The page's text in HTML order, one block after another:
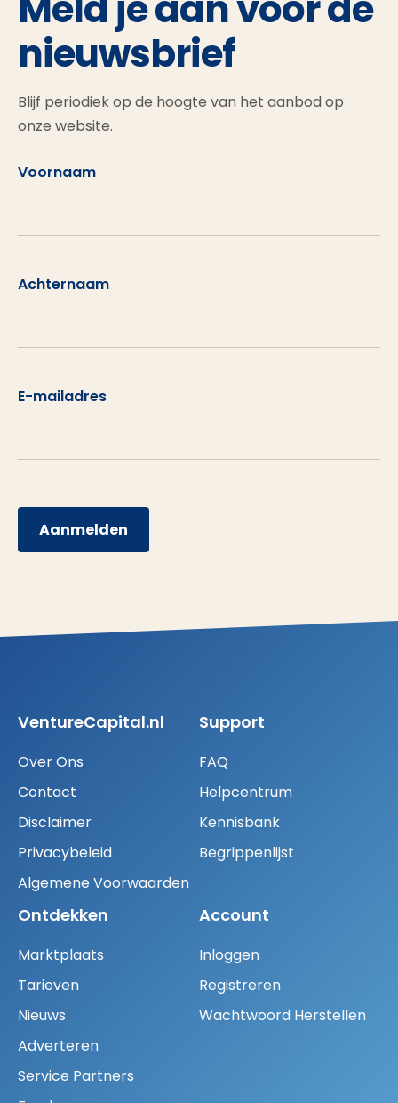
nieuwsbrief
Blijf periodiek op de hoogte van het aanbod op
onze website.
Voornaam
Achternaam
E-mailadres
Aanmelden
VentureCapital.nl
Over Ons
Contact
Disclaimer
Privacybeleid
Algemene Voorwaarden
Support
FAQ
Helpcentrum
Kennisbank
Begrippenlijst
Ontdekken
Marktplaats
Tarieven
Nieuws
Adverteren
Service Partners
Account
Inloggen
Registreren
Wachtwoord Herstellen